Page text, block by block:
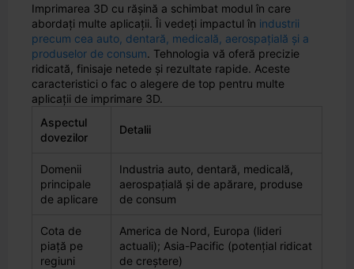
Imprimarea 3D cu rășină a schimbat modul în care
abordați multe aplicații. Îi vedeți impactul în industrii
precum cea auto, dentară, medicală, aerospațială și a
produselor de consum. Tehnologia vă oferă precizie
ridicată, finisaje netede și rezultate rapide. Aceste
caracteristici o fac o alegere de top pentru multe
aplicații de imprimare 3D.
Aspectul
dovezilor
Detalii
Domenii
principale
de aplicare
Industria auto, dentară, medicală,
aerospațială și de apărare, produse
de consum
Cota de
piață pe
regiuni
America de Nord, Europa (lideri
actuali); Asia-Pacific (potențial ridicat
de creștere)